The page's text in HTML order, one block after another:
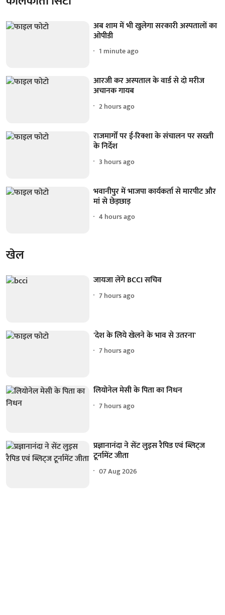
अब शाम में भी खुलेगा सरकारी अस्पतालों का
ओपीडी
1 minute ago
आरजी कर अस्पताल के वार्ड से दो मरीज
अचानक गायब
2 hours ago
राजमार्गों पर ई-रिक्शा के संचालन पर सख्ती
के निर्देश
3 hours ago
भवानीपुर में भाजपा कार्यकर्ता से मारपीट और
मां से छेड़छाड़
4 hours ago
खेल
जायजा लेंगे BCCI सचिव
7 hours ago
'देश के लिये खेलने के भाव से उतरना'
7 hours ago
लियोनेल मेसी के पिता का निधन
7 hours ago
प्रज्ञानानंदा ने सेंट लुइस रैपिड एवं ब्लिट्ज
टूर्नामेंट जीता
07 Aug 2026